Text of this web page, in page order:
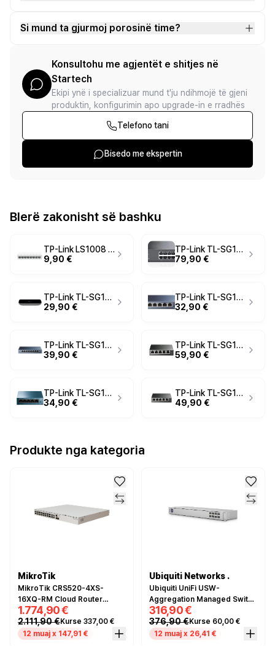
Si mund ta gjurmoj porosinë time?
Konsultohu me agjentët e shitjes në
Startech
Ekipi ynë i specializuar mund t'ju ndihmojë të gjeni
produktin, konfigurimin apo upgrade-in e rradhës
Telefono tani
Bisedo me ekspertin
Blerë zakonisht së bashku
TP-Link LS1008 8-Port 10/100Mbps Desktop Switch – Fast Ethernet, Unmanaged, Plug & Play, Bardhë
9,90 €
TP-Link TL-SG1024D 24-Port Gigabit Ethernet Switch – Unmanaged, 10/100/1000Mbps, Desktop/Rackmount
79,90 €
TP-Link TL-SG1008D 8-Port Gigabit Ethernet Switch – Unmanaged, 10/100/1000Mbps, Desktop, Zezë
29,90 €
TP-Link TL-SG105 5-Port Gigabit Ethernet Switch – Unmanaged, 10/100/1000Mbps, Metal Case, Zezë
32,90 €
TP-Link TL-SG108 8-Port Gigabit Ethernet Switch – Unmanaged, 10/100/1000Mbps, Metal Case, Gri
39,90 €
TP-Link TL-SG105PE 5-Port Gigabit Easy Smart PoE+ Switch – 4x PoE+, 65W, 10/100/1000Mbps, Zezë
59,90 €
TP-Link TL-SG105S 5-Port Gigabit Ethernet Switch – Unmanaged, 10/100/1000Mbps, Metal Case, Blu
34,90 €
TP-Link TL-SG1005LP 5-Port Gigabit Desktop PoE+ Switch – 4x PoE+, 40W, 10/100/1000Mbps, Zezë
49,90 €
Produkte nga kategoria
MikroTik
MikroTik CRS520-4XS-
16XQ-RM Cloud Router
Switch – 16x 100G QSFP28,
4x 25G SFP28
1.774,90 €
2.111,90 €Kurse 337,00 €
12 muaj x 147,91 €
Ubiquiti Networks .
Ubiquiti UniFi USW-
Aggregation Managed Switch
– 8× SFP+ 10G, Layer 2
316,90 €
376,90 €Kurse 60,00 €
12 muaj x 26,41 €